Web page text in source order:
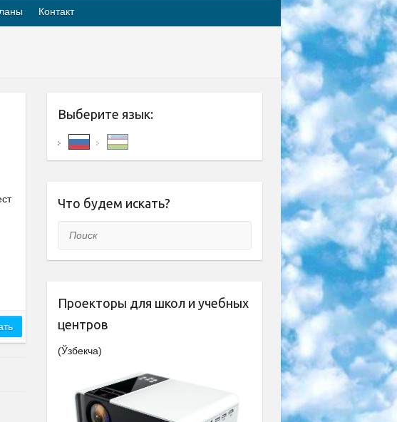
Контакт
Выберите язык:
Что будем искать?
Поиск
Проекторы для школ и учебных
центров
(Ўзбекча)